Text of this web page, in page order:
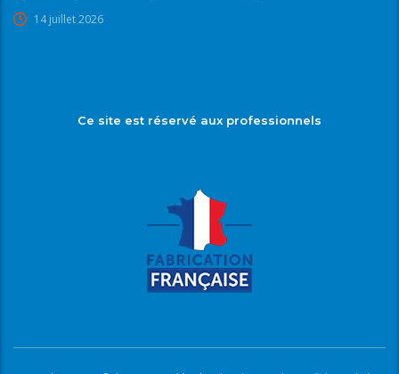
14 juillet 2026
Ce site est réservé aux professionnels